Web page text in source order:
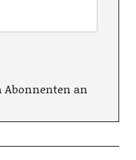
Abonnenten an